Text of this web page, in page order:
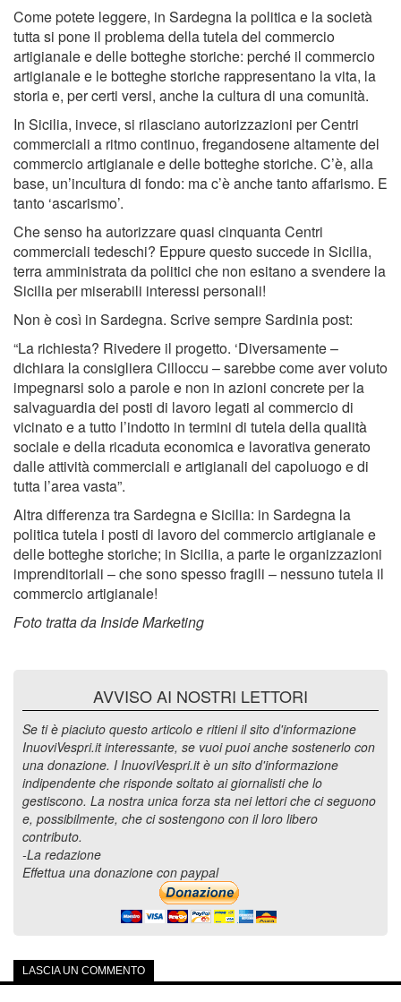
Come potete leggere, in Sardegna la politica e la società
tutta si pone il problema della tutela del commercio
artigianale e delle botteghe storiche: perché il commercio
artigianale e le botteghe storiche rappresentano la vita, la
storia e, per certi versi, anche la cultura di una comunità.
In Sicilia, invece, si rilasciano autorizzazioni per Centri
commerciali a ritmo continuo, fregandosene altamente del
commercio artigianale e delle botteghe storiche. C’è, alla
base, un’incultura di fondo: ma c’è anche tanto affarismo. E
tanto ‘ascarismo’.
Che senso ha autorizzare quasi cinquanta Centri
commerciali tedeschi? Eppure questo succede in Sicilia,
terra amministrata da politici che non esitano a svendere la
Sicilia per miserabili interessi personali!
Non è così in Sardegna. Scrive sempre Sardinia post:
“La richiesta? Rivedere il progetto. ‘Diversamente –
dichiara la consigliera Cilloccu – sarebbe come aver voluto
impegnarsi solo a parole e non in azioni concrete per la
salvaguardia dei posti di lavoro legati al commercio di
vicinato e a tutto l’indotto in termini di tutela della qualità
sociale e della ricaduta economica e lavorativa generato
dalle attività commerciali e artigianali del capoluogo e di
tutta l’area vasta”.
Altra differenza tra Sardegna e Sicilia: in Sardegna la
politica tutela i posti di lavoro del commercio artigianale e
delle botteghe storiche; in Sicilia, a parte le organizzazioni
imprenditoriali – che sono spesso fragili – nessuno tutela il
commercio artigianale!
Foto tratta da Inside Marketing
AVVISO AI NOSTRI LETTORI
Se ti è piaciuto questo articolo e ritieni il sito d'informazione
InuoviVespri.it interessante, se vuoi puoi anche sostenerlo con
una donazione. I InuoviVespri.it è un sito d'informazione
indipendente che risponde soltato ai giornalisti che lo
gestiscono. La nostra unica forza sta nei lettori che ci seguono
e, possibilmente, che ci sostengono con il loro libero
contributo.
-La redazione
Effettua una donazione con paypal
LASCIA UN COMMENTO